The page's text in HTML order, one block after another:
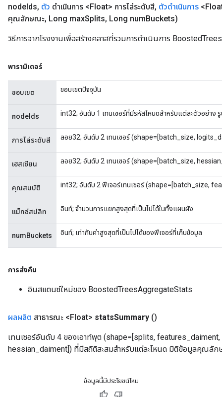
nodeIds, ตัว ดำเนินการ <Float> การไล่ระดับสี, ตัวดำเนินการ
คุณลักษณะ, Long maxSplits, Long numBuckets)
วิธีการจากโรงงานเพื่อสร้างคลาสที่รวมการดำเนินการ
พารามิเตอร์
ขอบเขต ขอบเขตปัจจุบัน
nodeIds int32; อันดับ 1 เทนเซอร์ที่มีรหัสโหนดสำหรับแต่ละตัวอย่าง
การไล่ระดับสี ลอย32; อันดับ 2 เทนเซอร์ (shape=[batch_size,
เฮสเซียน ลอย32; อันดับ 2 เทนเซอร์ (shape=[batch_size,
คุณสมบัติ int32; อันดับ 2 ฟีเจอร์เทนเซอร์ (shape=[batch_size,
แม็กซ์สปลิท อินท์; จำนวนการแยกสูงสุดที่เป็นไปได้ในทั้งแผนผัง
numBuckets อินท์; เท่ากับค่าสูงสุดที่เป็นไปได้ของฟีเจอร์ที่เก็บข้อมูล
การส่งคืน
อินสแตนซ์ใหม่ของ BoostedTreesAggregateStats
ผลผลิต สาธารณะ <Float> statsSummary ()
เทนเซอร์อันดับ 4 ของเอาท์พุต (shape=[splits,
hessian_daiment]) ที่มีสถิติสะสมสำหรับแต่ละโหนด มิติข้อมูลคุณลัก
ข้อมูลนี้มีประโยชน์ไหม